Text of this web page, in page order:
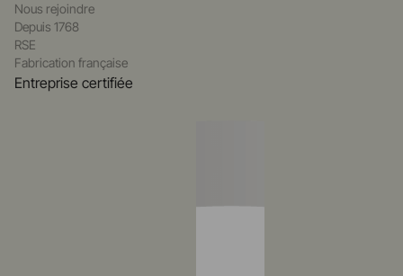
Nous rejoindre
Depuis 1768
RSE
Fabrication française
Entreprise certifiée